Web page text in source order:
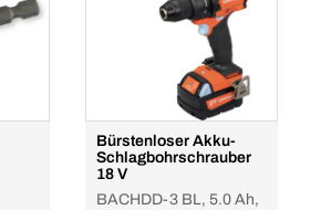
Bürstenloser Akku-
Schlagbohrschrauber
18 V
BACHDD-3 BL, 5.0 Ah,